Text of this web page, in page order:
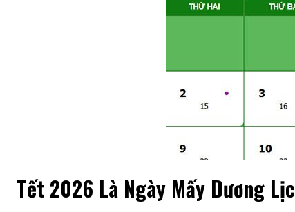
Tết 2026 Là Ngày Mấy Dương